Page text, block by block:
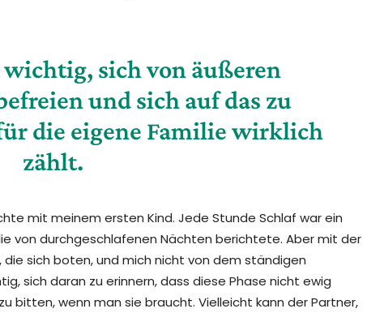
sich von äußeren
und sich auf das zu
die eigene Familie wirklich
zählt.
mit meinem ersten Kind. Jede Stunde Schlaf war ein
von durchgeschlafenen Nächten berichtete. Aber mit der
die sich boten, und mich nicht von dem ständigen
sich daran zu erinnern, dass diese Phase nicht ewig
bitten, wenn man sie braucht. Vielleicht kann der Partner,